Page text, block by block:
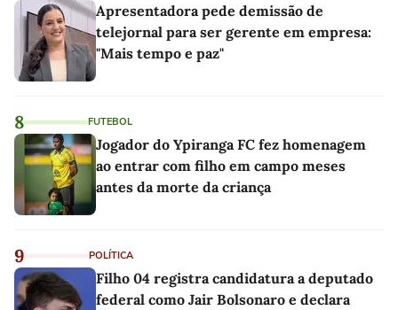
Apresentadora pede demissão de
telejornal para ser gerente em empresa:
"Mais tempo e paz"
8 FUTEBOL
Jogador do Ypiranga FC fez homenagem
ao entrar com filho em campo meses
antes da morte da criança
9 POLÍTICA
Filho 04 registra candidatura a deputado
federal como Jair Bolsonaro e declara